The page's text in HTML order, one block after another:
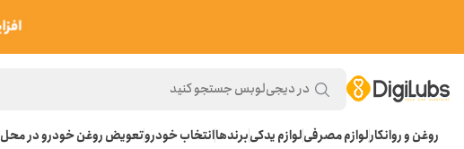
روغن و روانکارلوازم مصرفیلوازم یدکیبرندهاانتخاب خودروتعویض روغن خودرو در محل